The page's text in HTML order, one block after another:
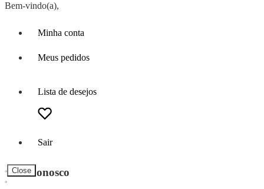
Bem-vindo(a),
Minha conta
Meus pedidos
Lista de desejos
Sair
Close
Fale Conosco